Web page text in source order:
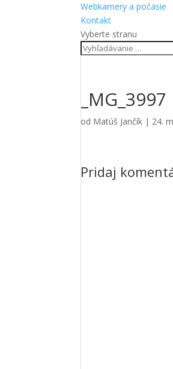
Webkamery a počasie
Kontakt
Vyberte stranu
_MG_3997
od Matúš Jančík | 24.
Pridaj